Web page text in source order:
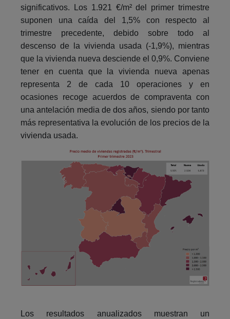
significativos. Los 1.921 €/m² del primer trimestre
suponen una caída del 1,5% con respecto al
trimestre precedente, debido sobre todo al
descenso de la vivienda usada (-1,9%), mientras
que la vivienda nueva desciende el 0,9%. Conviene
tener en cuenta que la vivienda nueva apenas
representa 2 de cada 10 operaciones y en
ocasiones recoge acuerdos de compraventa con
una antelación media de dos años, siendo por tanto
más representativa la evolución de los precios de la
vivienda usada.
Los resultados anualizados muestran un